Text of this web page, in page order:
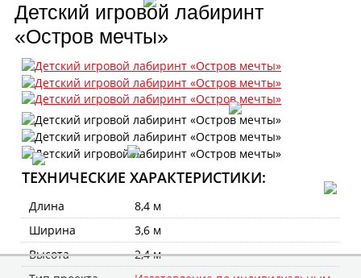
Детский игровой лабиринт
«Остров мечты»
ТЕХНИЧЕСКИЕ ХАРАКТЕРИСТИКИ:
Длина
8,4 м
Ширина
3,6 м
Высота
2,4 м